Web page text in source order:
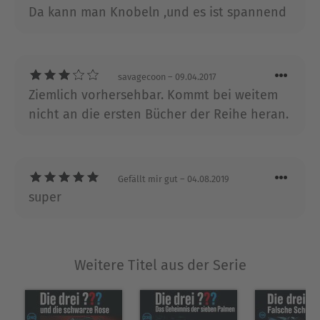
Da kann man Knobeln ,und es ist spannend
savagecoon – 09.04.2017
Ziemlich vorhersehbar. Kommt bei weitem
nicht an die ersten Bücher der Reihe heran.
Gefällt mir gut – 04.08.2019
super
Weitere Titel aus der Serie